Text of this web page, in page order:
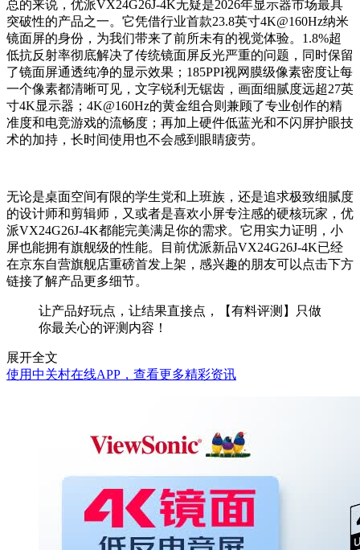
总的来说，优派VX24G26J-4K无疑是2026年显示器市场最具
突破性的产品之一。它凭借行业首款23.8英寸4K@160Hz纳米
镜面屏的身份，为我们带来了前所未有的视觉体验。1.8%超
低抗反射率彻底解决了传统镜面屏反光严重的问题，同时保留
了镜面屏通透纯净的显示效果；185PPI视网膜级像素密度让每
一个像素都清晰可见，文字锐利无锯齿，画面细腻度远超27英
寸4K显示器；4K@160Hz的黄金组合则兼顾了专业创作的精
准度和电竞游戏的流畅度；再加上硬件低蓝光和不闪屏护眼技
术的加持，长时间使用也不会感到眼睛疲劳。
无论是桌面空间有限的学生党和上班族，还是追求极致细腻度
的设计师和剪辑师，又或者是喜欢小屏专注感的硬核玩家，优
派VX24G26J-4K都能完美满足你的需求。它用实力证明，小
屏也能拥有旗舰级的性能。目前优派新品VX24G26J-4K已经
在京东自营旗舰店重磅首发上架，感兴趣的朋友可以点击下方
链接了解产品更多细节。
让产品好玩点，让结果直接点，【有料评测】只做
你最关心的评测内容！
展开全文
使用中关村在线APP，查看更多精彩资讯